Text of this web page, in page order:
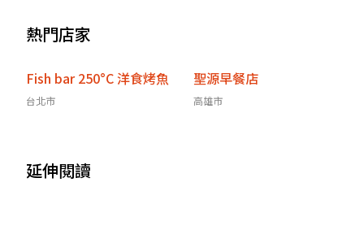
熱門店家
Fish bar 250°C 洋食烤魚
台北市
聖源早餐店
高雄市
延伸閱讀